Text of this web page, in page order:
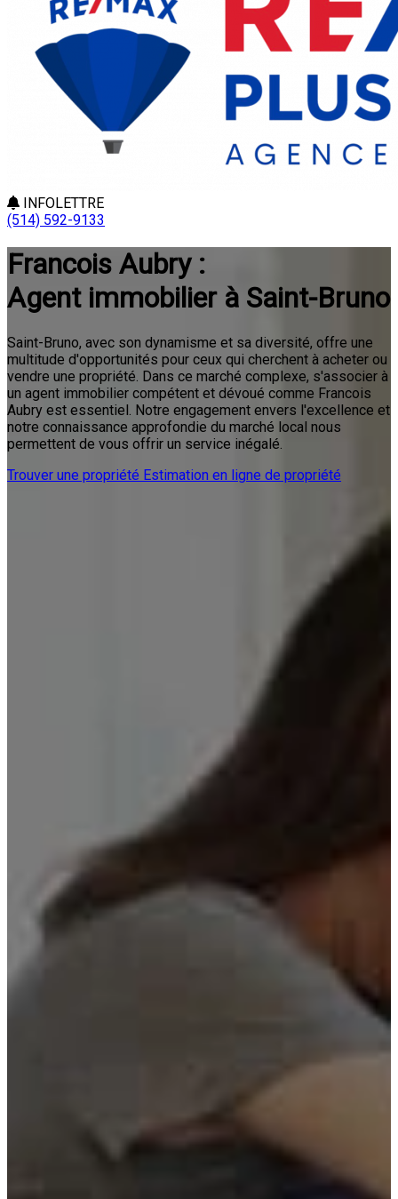
INFOLETTRE
(514) 592-9133
Francois Aubry :
Agent immobilier à Saint-Bruno
Saint-Bruno, avec son dynamisme et sa diversité, offre une
multitude d'opportunités pour ceux qui cherchent à acheter ou
vendre une propriété. Dans ce marché complexe, s'associer à
un agent immobilier compétent et dévoué comme Francois
Aubry est essentiel. Notre engagement envers l'excellence et
notre connaissance approfondie du marché local nous
permettent de vous offrir un service inégalé.
Trouver une propriété Estimation en ligne de propriété